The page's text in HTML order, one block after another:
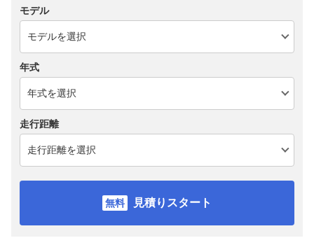
モデル
年式
走行距離
見積りスタート